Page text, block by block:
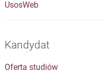
UsosWeb
Kandydat
Oferta studiów